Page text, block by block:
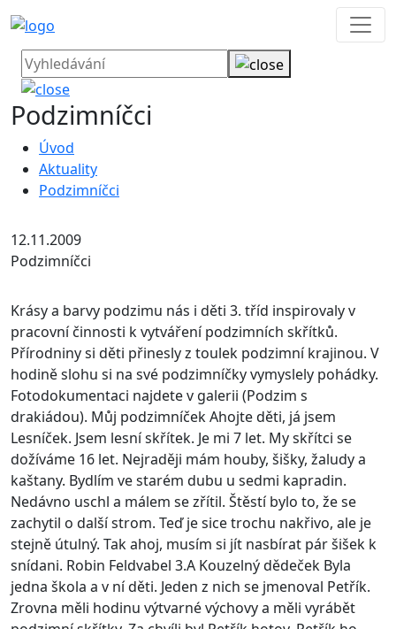
Podzimníčci
Úvod
Aktuality
Podzimníčci
12.11.2009
Podzimníčci
Krásy a barvy podzimu nás i děti 3. tříd inspirovaly v
pracovní činnosti k vytváření podzimních skřítků.
Přírodniny si děti přinesly z toulek podzimní krajinou. V
hodině slohu si na své podzimníčky vymyslely pohádky.
Fotodokumentaci najdete v galerii (Podzim s
drakiádou). Můj podzimníček Ahojte děti, já jsem
Lesníček. Jsem lesní skřítek. Je mi 7 let. My skřítci se
dožíváme 16 let. Nejraději mám houby, šišky, žaludy a
kaštany. Bydlím ve starém dubu u sedmi kapradin.
Nedávno uschl a málem se zřítil. Štěstí bylo to, že se
zachytil o další strom. Teď je sice trochu nakřivo, ale je
stejně útulný. Tak ahoj, musím si jít nasbírat pár šišek k
snídani. Robin Feldvabel 3.A Kouzelný dědeček Byla
jedna škola a v ní děti. Jeden z nich se jmenoval Petřík.
Zrovna měli hodinu výtvarné výchovy a měli vyrábět